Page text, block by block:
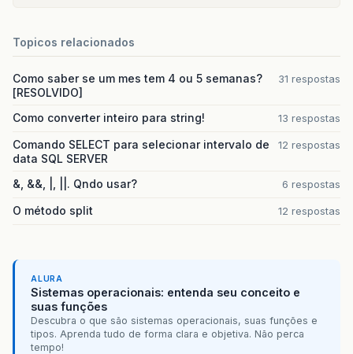
Topicos relacionados
Como saber se um mes tem 4 ou 5 semanas?
[RESOLVIDO]
31 respostas
Como converter inteiro para string! 13 respostas
Comando SELECT para selecionar intervalo de
data SQL SERVER
12 respostas
&, &&, |, ||. Qndo usar? 6 respostas
O método split 12 respostas
ALURA
Sistemas operacionais: entenda seu conceito e
suas funções
Descubra o que são sistemas operacionais, suas funções e
tipos. Aprenda tudo de forma clara e objetiva. Não perca
tempo!